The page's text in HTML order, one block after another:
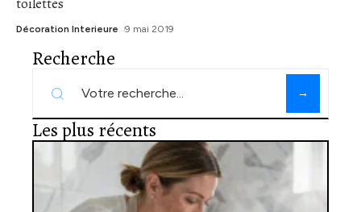
toilettes
Décoration Interieure 9 mai 2019
Recherche
Les plus récents